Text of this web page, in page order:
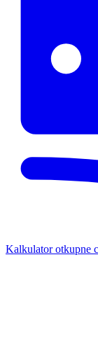
Kalkulator otkupne